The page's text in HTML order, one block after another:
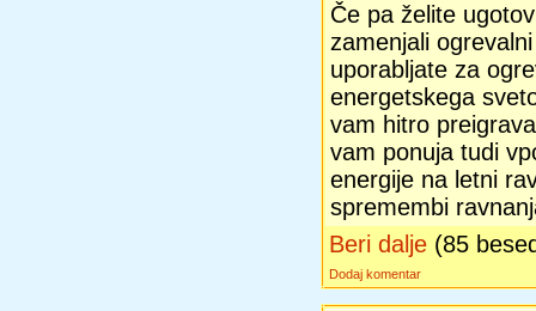
Če pa želite
zamenjali
uporabljate za
energetskega
vam hitro
vam ponuja tudi
energije na letni
spremembi
Beri dalje (85
Dodaj komentar